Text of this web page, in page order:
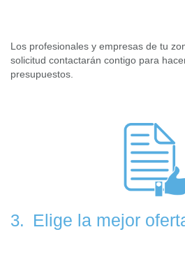
Los profesionales y empresas de tu
solicitud contactarán contigo para
presupuestos.
3. Elige la mejor